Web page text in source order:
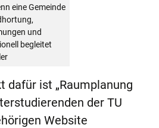
eine Gemeinde
und
begleitet
dafür ist „Raumplanung
der TU
Website